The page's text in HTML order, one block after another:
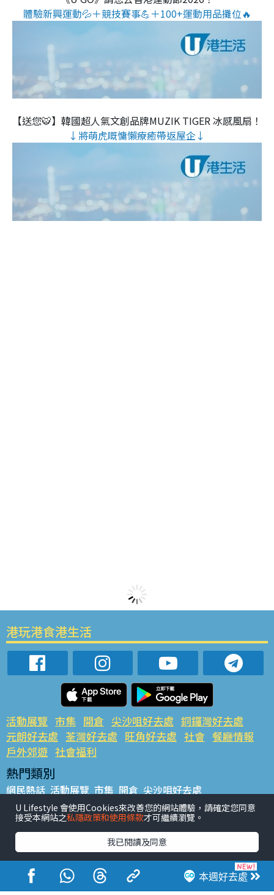
體驗新興運動💦＋競技賽事💪＋100+運動用品攤位🔥
【送您🐯】韓國超人氣文創品牌MUZIK TIGER 冰感風扇！
↓將萌虎嘅慵懶療癒帶返屋企↓
本週好去處
港玩港食港生活
活動展覽 市集 開倉 尖沙咀好去處 銅鑼灣好去處
元朗好去處 荃灣好去處 旺角好去處 社會 餐廳情報
戶外郊遊 社會福利
熱門類別
網民熱話 活動展覽 市集 開倉 尖沙咀好去處
銅鑼灣好去處 元朗好去處 荃灣好去處 旺角好去處 社會
餐廳情報 戶外郊遊
熱門標籤
#UGO搵好去處 #人氣活動推介 #美食社群熱話
#親子玩樂好去處
#ULifestyle應用程式
#限時搶
#UJetso禮物放送
#ULifestyle商戶中心 #著數 #網絡熱話
U Lifestyle 會使用Cookies來改善您的網站體驗，請確定您同意
接受本網站之私隱政策和使用條款才可繼續瀏覽。
我已閱讀及同意